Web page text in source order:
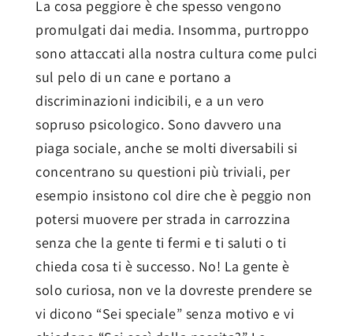
La cosa peggiore è che spesso vengono
promulgati dai media. Insomma, purtroppo
sono attaccati alla nostra cultura come pulci
sul pelo di un cane e portano a
discriminazioni indicibili, e a un vero
sopruso psicologico. Sono davvero una
piaga sociale, anche se molti diversabili si
concentrano su questioni più triviali, per
esempio insistono col dire che è peggio non
potersi muovere per strada in carrozzina
senza che la gente ti fermi e ti saluti o ti
chieda cosa ti è successo. No! La gente è
solo curiosa, non ve la dovreste prendere se
vi dicono “Sei speciale” senza motivo e vi